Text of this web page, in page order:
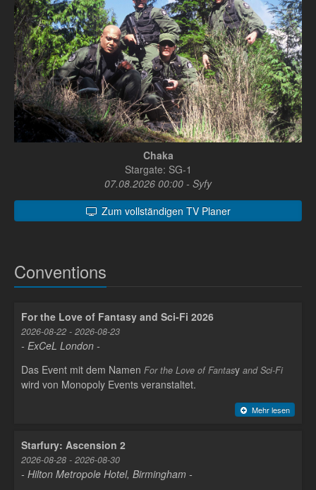
Chaka
Stargate: SG-1
07.08.2026 00:00 - Syfy
Zum vollständigen TV Planer
Conventions
For the Love of Fantasy and Sci-Fi 2026
2026-08-22 - 2026-08-23
- ExCeL London -
Das Event mit dem Namen For the Love of Fantasy and Sci-Fi
wird von Monopoly Events veranstaltet.
Mehr lesen
Starfury: Ascension 2
2026-08-28 - 2026-08-30
- Hilton Metropole Hotel, Birmingham -